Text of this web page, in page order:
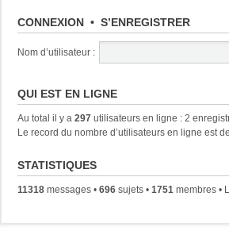
CONNEXION • S’ENREGISTRER
Nom d’utilisateur :
QUI EST EN LIGNE
Au total il y a 297 utilisateurs en ligne : 2
Le record du nombre d’utilisateurs en ligne est de
STATISTIQUES
11318 messages • 696 sujets • 1751 membres •